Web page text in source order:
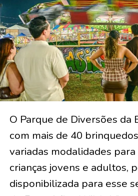
O Parque de Diversões da
com mais de 40
variadas modalidades
crianças jovens e adultos,
disponibilizada para esse